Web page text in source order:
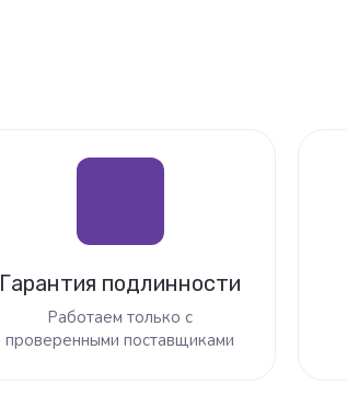
Гарантия подлинности
Работаем только с
проверенными поставщиками